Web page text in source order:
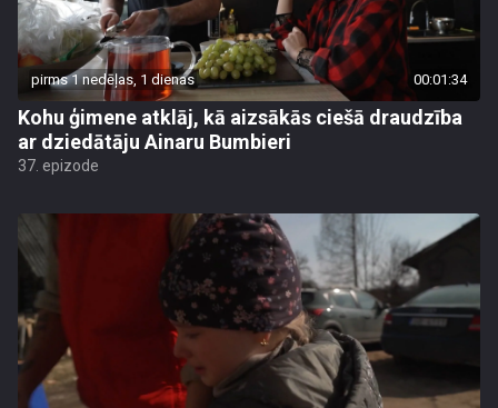
pirms 1 nedēļas, 1 dienas 00:01:34
Kohu ģimene atklāj, kā aizsākās ciešā draudzība
ar dziedātāju Ainaru Bumbieri
37. epizode